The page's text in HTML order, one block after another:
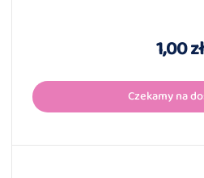
1,00
Czekamy na